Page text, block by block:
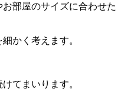
部屋のサイズに合わせた
かく考えます。
てまいります。